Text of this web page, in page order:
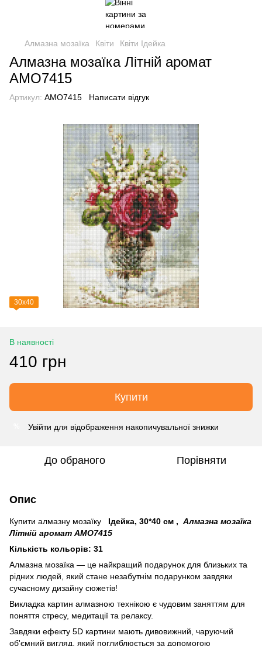
Алмазна мозаїка Квіти Квіти Ідейка
Алмазна мозаїка Літній аромат
AMO7415
Артикул: AMO7415 Написати відгук
30х40
В наявності
410 грн
Купити
Увійти для відображення накопичувальної знижки
До обраного Порівняти
Опис
Купити алмазну мозаїку Ідейка, 30*40 см , Алмазна мозаїка
Літній аромат AMO7415
Кількість кольорів: 31
Алмазна мозаїка — це найкращий подарунок для близьких та
рідних людей, який стане незабутнім подарунком завдяки
сучасному дизайну сюжетів!
Викладка картин алмазною технікою є чудовим заняттям для
поняття стресу, медитації та релаксу.
Завдяки ефекту 5D картини мають дивовижний, чаруючий
об'ємний вигляд, який поглиблюється за допомогою